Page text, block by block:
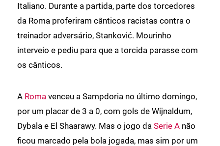
Italiano. Durante a partida, parte dos torcedores
da Roma proferiram cânticos racistas contra o
treinador adversário, Stanković. Mourinho
interveio e pediu para que a torcida parasse com
os cânticos.
A Roma venceu a Sampdoria no último domingo,
por um placar de 3 a 0, com gols de Wijnaldum,
Dybala e El Shaarawy. Mas o jogo da Serie A não
ficou marcado pela bola jogada, mas sim por um